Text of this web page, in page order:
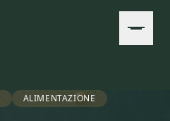
ALIMENTAZIONE